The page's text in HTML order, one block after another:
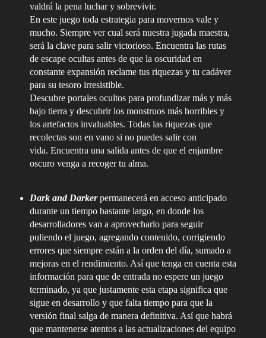
valdrá la pena luchar y sobrevivir.
En este juego toda estrategia para movernos vale y
mucho. Siempre ver cual será nuestra jugada maestra,
será la clave para salir victorioso. Encuentra las rutas
de escape ocultas antes de que la oscuridad en
constante expansión reclame tus riquezas y tu cadáver
para su tesoro irresistible.
Descubre portales ocultos para profundizar más y más
bajo tierra y descubrir los monstruos más horribles y
los artefactos invaluables. Todas las riquezas que
recolectas son en vano si no puedes salir con
vida. Encuentra una salida antes de que el enjambre
oscuro venga a recoger tu alma.
Dark and Darkerpermanecerá en acceso anticipado
durante un tiempo bastante largo, en donde los
desarrolladores van a aprovecharlo para seguir
puliendo el juego, agregando contenido, corrigiendo
errores que siempre están a la orden del día, sumado a
mejoras en el rendimiento. Así que tenga en cuenta esta
información para que de entrada no espere un juego
terminado, ya que justamente esta etapa significa que
sigue en desarrollo y que falta tiempo para que la
versión final salga de manera definitiva. Así que habrá
que mantenerse atentos a las actualizaciones del equipo